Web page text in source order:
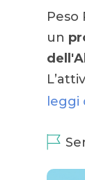
Peso
un
leggi